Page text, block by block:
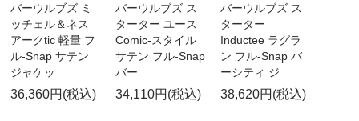
バーウルブズ ミ
ッチェル＆ネス
アークtic 軽量 フ
ル-Snap サテン
ジャケッ
36,360円(税込)
バーウルブズ ス
ターター ユース
Comic-スタイル
サテン フル-Snap
バー
34,110円(税込)
バーウルブズ ス
ターター
Inductee ラグラ
ン フル-Snap バ
ーシティ ジ
38,620円(税込)